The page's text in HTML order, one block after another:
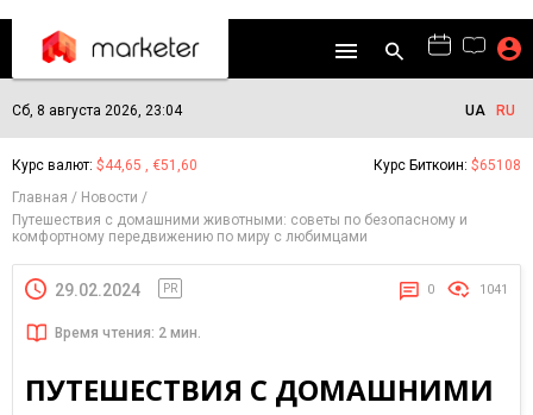
Сб, 8 августа 2026, 23:04 UA RU
Курс валют: $44,65 , €51,60 Курс Биткоин: $65108
Главная
Новости
Путешествия с домашними животными: советы по безопасному и
комфортному передвижению по миру с любимцами
29.02.2024 PR 0 1041
Время чтения: 2 мин.
ПУТЕШЕСТВИЯ С ДОМАШНИМИ